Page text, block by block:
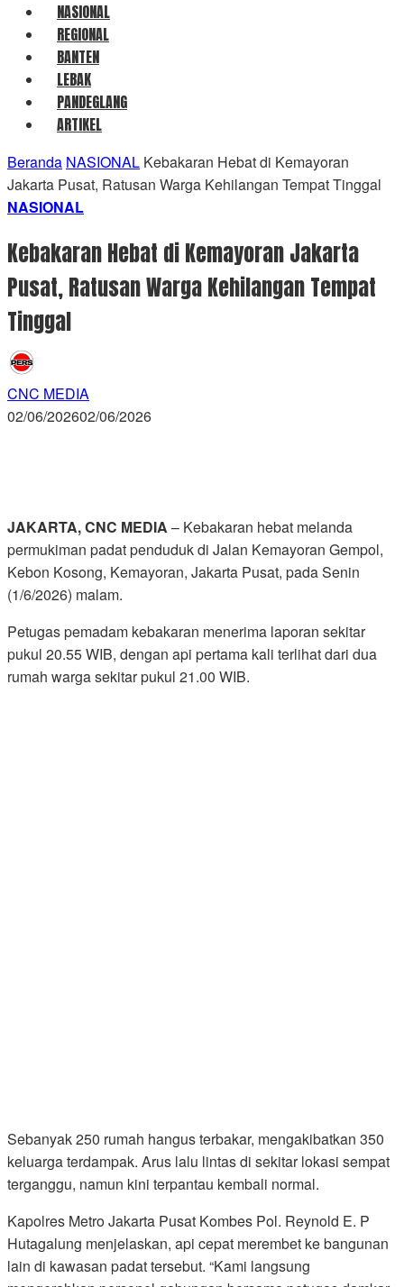
NASIONAL
REGIONAL
BANTEN
LEBAK
PANDEGLANG
ARTIKEL
Beranda NASIONAL Kebakaran Hebat di Kemayoran
Jakarta Pusat, Ratusan Warga Kehilangan Tempat Tinggal
NASIONAL
Kebakaran Hebat di Kemayoran Jakarta
Pusat, Ratusan Warga Kehilangan Tempat
Tinggal
CNC MEDIA
02/06/202602/06/2026
JAKARTA, CNC MEDIA – Kebakaran hebat melanda
permukiman padat penduduk di Jalan Kemayoran Gempol,
Kebon Kosong, Kemayoran, Jakarta Pusat, pada Senin
(1/6/2026) malam.
Petugas pemadam kebakaran menerima laporan sekitar
pukul 20.55 WIB, dengan api pertama kali terlihat dari dua
rumah warga sekitar pukul 21.00 WIB.
Sebanyak 250 rumah hangus terbakar, mengakibatkan 350
keluarga terdampak. Arus lalu lintas di sekitar lokasi sempat
terganggu, namun kini terpantau kembali normal.
Kapolres Metro Jakarta Pusat Kombes Pol. Reynold E. P
Hutagalung menjelaskan, api cepat merembet ke bangunan
lain di kawasan padat tersebut. “Kami langsung